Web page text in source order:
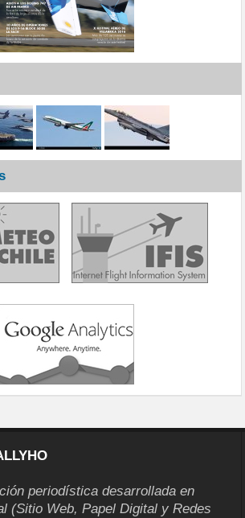
periodística desarrollada en
(Sitio Web, Papel Digital y Redes